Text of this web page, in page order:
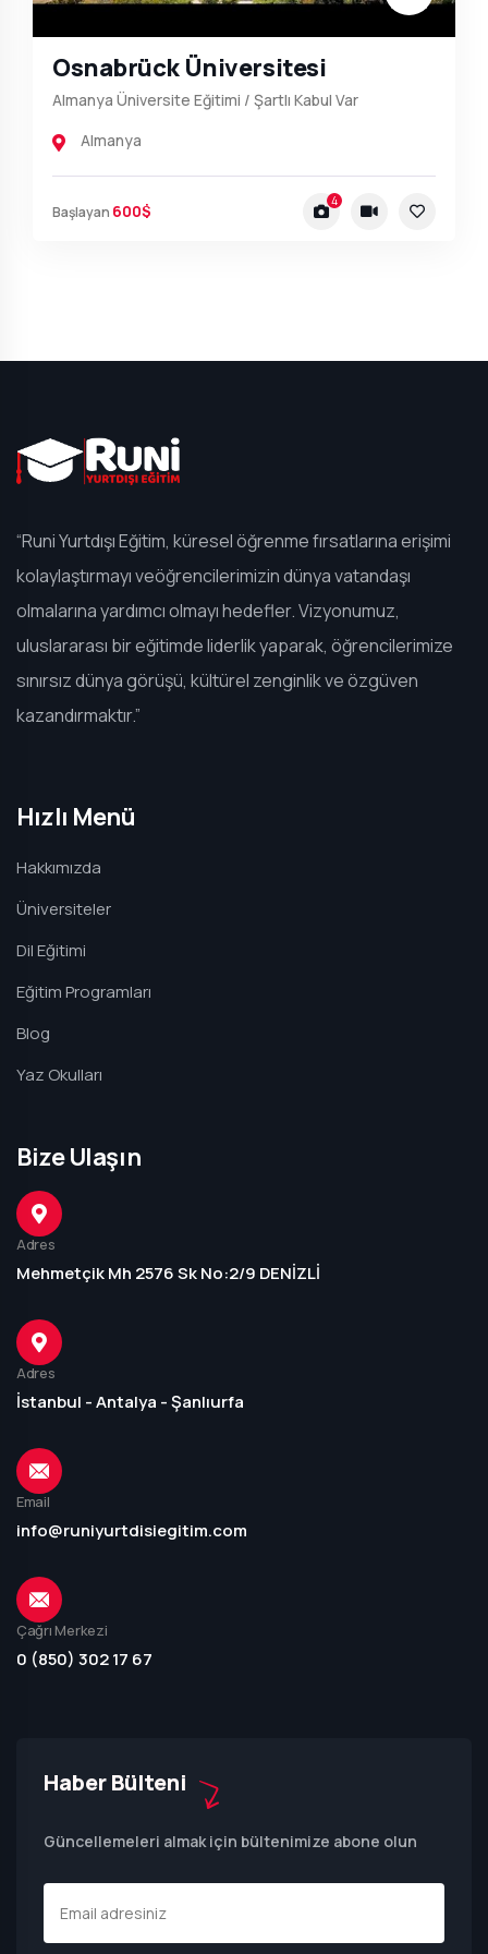
Osnabrück Üniversitesi
Almanya Üniversite Eğitimi / Şartlı Kabul Var
Almanya
Başlayan 600$ 4
“Runi Yurtdışı Eğitim, küresel öğrenme fırsatlarına erişimi
kolaylaştırmayı veöğrencilerimizin dünya vatandaşı
olmalarına yardımcı olmayı hedefler. Vizyonumuz,
uluslararası bir eğitimde liderlik yaparak, öğrencilerimize
sınırsız dünya görüşü, kültürel zenginlik ve özgüven
kazandırmaktır.”
Hızlı Menü
Hakkımızda
Üniversiteler
Dil Eğitimi
Eğitim Programları
Blog
Yaz Okulları
Bize Ulaşın
Adres
Mehmetçik Mh 2576 Sk No:2/9 DENİZLİ
Adres
İstanbul - Antalya - Şanlıurfa
Email
info@runiyurtdisiegitim.com
Çağrı Merkezi
0 (850) 302 17 67
Haber Bülteni
Güncellemeleri almak için bültenimize abone olun